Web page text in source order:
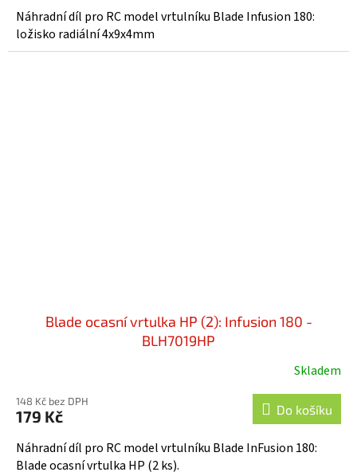
Náhradní díl pro RC model vrtulníku Blade Infusion 180:
ložisko radiální 4x9x4mm
Blade ocasní vrtulka HP (2): Infusion 180 -
BLH7019HP
Skladem
148 Kč bez DPH
179 Kč Do košíku
Náhradní díl pro RC model vrtulníku Blade InFusion 180:
Blade ocasní vrtulka HP (2 ks).